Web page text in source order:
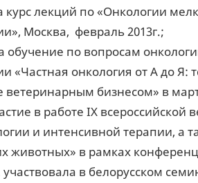
курс лекций по «Онкологии
Москва, февраль 2013г.;
обучение по вопросам
«Частная онкология от А до Я:
бизнесом» в
в работе IX
и интенсивной терапии, а
животных» в рамках
участвовала в белорусском